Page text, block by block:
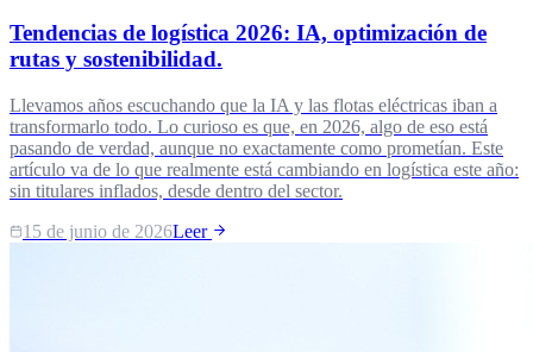
Tendencias de logística 2026: IA, optimización de
rutas y sostenibilidad.
Llevamos años escuchando que la IA y las flotas eléctricas iban a
transformarlo todo. Lo curioso es que, en 2026, algo de eso está
pasando de verdad, aunque no exactamente como prometían. Este
artículo va de lo que realmente está cambiando en logística este año:
sin titulares inflados, desde dentro del sector.
15 de junio de 2026Leer